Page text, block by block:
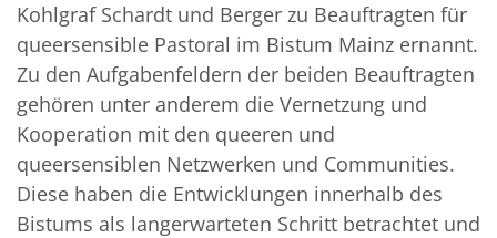
Kohlgraf Schardt und Berger zu Beauftragten für
queersensible Pastoral im Bistum Mainz ernannt.
Zu den Aufgabenfeldern der beiden Beauftragten
gehören unter anderem die Vernetzung und
Kooperation mit den queeren und
queersensiblen Netzwerken und Communities.
Diese haben die Entwicklungen innerhalb des
Bistums als langerwarteten Schritt betrachtet und